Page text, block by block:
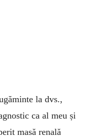
la dvs.,
ca al meu și
masă renală